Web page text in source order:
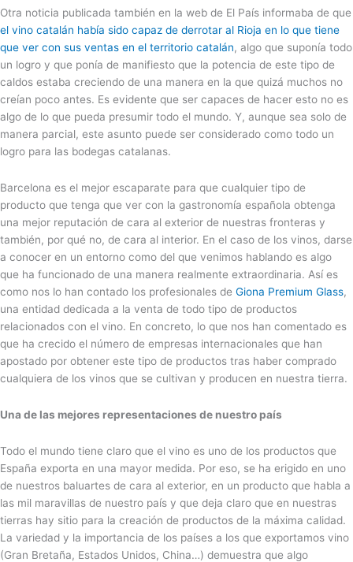
Otra noticia publicada también en la web de El País informaba de que
el vino catalán había sido capaz de derrotar al Rioja en lo que tiene
que ver con sus ventas en el territorio catalán, algo que suponía todo
un logro y que ponía de manifiesto que la potencia de este tipo de
caldos estaba creciendo de una manera en la que quizá muchos no
creían poco antes. Es evidente que ser capaces de hacer esto no es
algo de lo que pueda presumir todo el mundo. Y, aunque sea solo de
manera parcial, este asunto puede ser considerado como todo un
logro para las bodegas catalanas.
Barcelona es el mejor escaparate para que cualquier tipo de
producto que tenga que ver con la gastronomía española obtenga
una mejor reputación de cara al exterior de nuestras fronteras y
también, por qué no, de cara al interior. En el caso de los vinos, darse
a conocer en un entorno como del que venimos hablando es algo
que ha funcionado de una manera realmente extraordinaria. Así es
como nos lo han contado los profesionales de Giona Premium Glass,
una entidad dedicada a la venta de todo tipo de productos
relacionados con el vino. En concreto, lo que nos han comentado es
que ha crecido el número de empresas internacionales que han
apostado por obtener este tipo de productos tras haber comprado
cualquiera de los vinos que se cultivan y producen en nuestra tierra.
Una de las mejores representaciones de nuestro país
Todo el mundo tiene claro que el vino es uno de los productos que
España exporta en una mayor medida. Por eso, se ha erigido en uno
de nuestros baluartes de cara al exterior, en un producto que habla a
las mil maravillas de nuestro país y que deja claro que en nuestras
tierras hay sitio para la creación de productos de la máxima calidad.
La variedad y la importancia de los países a los que exportamos vino
(Gran Bretaña, Estados Unidos, China…) demuestra que algo